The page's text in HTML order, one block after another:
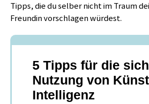
Tipps, die du selber nicht im Traum
Freundin vorschlagen würdest.
5 Tipps für die
Nutzung von
Intelligenz